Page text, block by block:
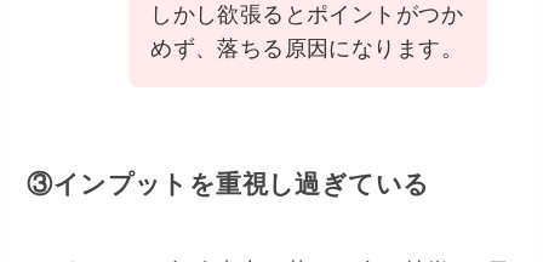
しかし欲張るとポイントがつか
めず、落ちる原因になります。
③インプットを重視し過ぎている